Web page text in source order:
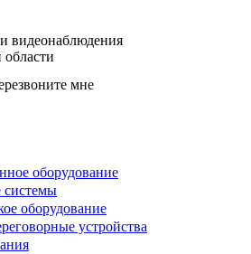
видеонаблюдения
мне
оборудование
системы
оборудование
устройства